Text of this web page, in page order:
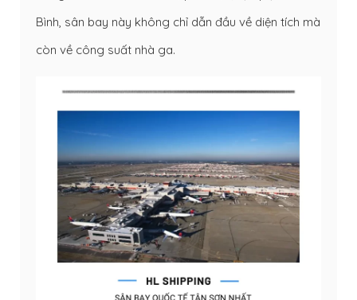
Bình, sân bay này không chỉ dẫn đầu về diện tích mà
còn về công suất nhà ga.